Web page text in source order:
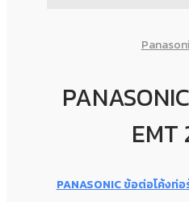
EMT
PANASONIC ข้อต่อโค้งท่